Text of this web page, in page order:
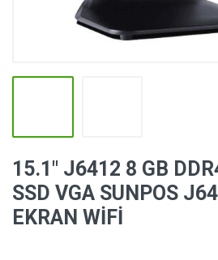
15.1″ J6412 8 GB
SSD VGA SUNPOS
EKRAN WİFİ